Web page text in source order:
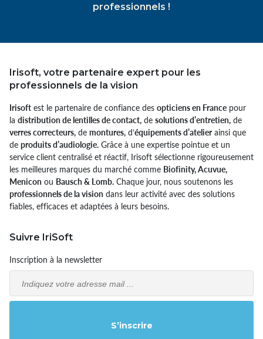
professionnels !
Irisoft, votre partenaire expert pour les
professionnels de la vision
Irisoft est le partenaire de confiance des opticiens en France pour
la distribution de lentilles de contact, de solutions d’entretien, de
verres correcteurs, de montures, d’équipements d’atelierainsi que
de produits d’audiologie. Grâce à une expertise pointue et un
service client centralisé et réactif, Irisoft sélectionne rigoureusement
les meilleures marques du marché comme Biofinity, Acuvue,
Menicon ou Bausch & Lomb. Chaque jour, nous soutenons les
professionnels de la vision dans leur activité avec des solutions
fiables, efficaces et adaptées à leurs besoins.
Suivre IriSoft
Inscription à la newsletter
Email
S’inscrire